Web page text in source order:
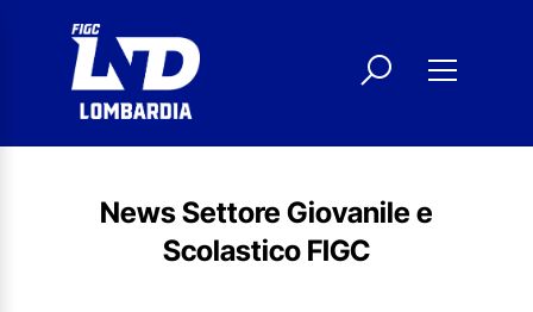
News Settore Giovanile e
Scolastico FIGC